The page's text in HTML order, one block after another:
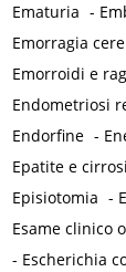
Ematuria -
Emorragia
Emorroidi e
Endometriosi
Endorfine -
Epatite e cirrosi
Episiotomia -
Esame clinico
- Escherichia